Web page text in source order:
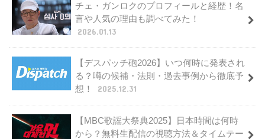
チェ・ガンロクのプロフィールと経歴！名
言や人気の理由も調べてみた！
2026.01.13
【デスパッチ砲2026】いつ何時に発表され
る？噂の候補・法則・過去事例から徹底予
想！
2025.12.31
【MBC歌謡大祭典2025】日本時間は何時
から？無料生配信の視聴方法＆タイムテー